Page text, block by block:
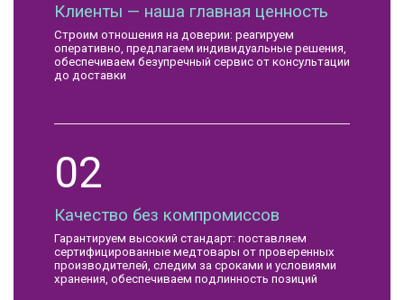
Клиенты — наша главная ценность
Строим отношения на доверии: реагируем
оперативно, предлагаем индивидуальные решения,
обеспечиваем безупречный сервис от консультации
до доставки
02
Качество без компромиссов
Гарантируем высокий стандарт: поставляем
сертифицированные медтовары от проверенных
производителей, следим за сроками и условиями
хранения, обеспечиваем подлинность позиций